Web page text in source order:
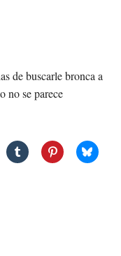
de buscarle bronca a
no se parece